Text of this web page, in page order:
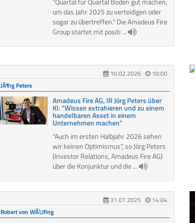
um das Jahr 2025 zu verteidigen oder
sogar zu übertreffen." Die Amadeus Fire
Group startet mit positi ...
10.02.2026
10:00
JÃ¶rg Peters
Amadeus Fire AG, IR Jörg Peters über
KI: "Wissen extrahieren und zu einem
handelbaren Asset in einem
Unternehmen machen"
"Auch im ersten Halbjahr 2026 sehen
wir keinen Optimismus", so Jörg Peters
(Investor Relations, Amadeus Fire AG)
über die Konjunktur und die ...
31.07.2025
14:04
Robert von WÃ¼lfing